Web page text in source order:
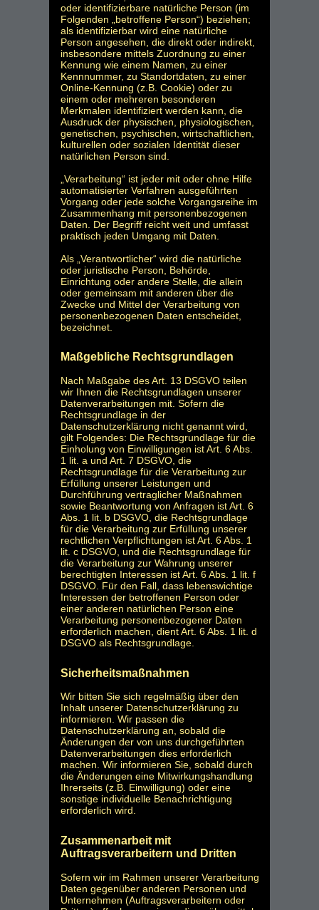
oder identifizierbare natürliche Person (im
Folgenden „betroffene Person“) beziehen;
als identifizierbar wird eine natürliche
Person angesehen, die direkt oder indirekt,
insbesondere mittels Zuordnung zu einer
Kennung wie einem Namen, zu einer
Kennnummer, zu Standortdaten, zu einer
Online-Kennung (z.B. Cookie) oder zu
einem oder mehreren besonderen
Merkmalen identifiziert werden kann, die
Ausdruck der physischen, physiologischen,
genetischen, psychischen, wirtschaftlichen,
kulturellen oder sozialen Identität dieser
natürlichen Person sind.
„Verarbeitung“ ist jeder mit oder ohne Hilfe
automatisierter Verfahren ausgeführten
Vorgang oder jede solche Vorgangsreihe im
Zusammenhang mit personenbezogenen
Daten. Der Begriff reicht weit und umfasst
praktisch jeden Umgang mit Daten.
Als „Verantwortlicher“ wird die natürliche
oder juristische Person, Behörde,
Einrichtung oder andere Stelle, die allein
oder gemeinsam mit anderen über die
Zwecke und Mittel der Verarbeitung von
personenbezogenen Daten entscheidet,
bezeichnet.
Maßgebliche Rechtsgrundlagen
Nach Maßgabe des Art. 13 DSGVO teilen
wir Ihnen die Rechtsgrundlagen unserer
Datenverarbeitungen mit. Sofern die
Rechtsgrundlage in der
Datenschutzerklärung nicht genannt wird,
gilt Folgendes: Die Rechtsgrundlage für die
Einholung von Einwilligungen ist Art. 6 Abs.
1 lit. a und Art. 7 DSGVO, die
Rechtsgrundlage für die Verarbeitung zur
Erfüllung unserer Leistungen und
Durchführung vertraglicher Maßnahmen
sowie Beantwortung von Anfragen ist Art. 6
Abs. 1 lit. b DSGVO, die Rechtsgrundlage
für die Verarbeitung zur Erfüllung unserer
rechtlichen Verpflichtungen ist Art. 6 Abs. 1
lit. c DSGVO, und die Rechtsgrundlage für
die Verarbeitung zur Wahrung unserer
berechtigten Interessen ist Art. 6 Abs. 1 lit. f
DSGVO. Für den Fall, dass lebenswichtige
Interessen der betroffenen Person oder
einer anderen natürlichen Person eine
Verarbeitung personenbezogener Daten
erforderlich machen, dient Art. 6 Abs. 1 lit. d
DSGVO als Rechtsgrundlage.
Sicherheitsmaßnahmen
Wir bitten Sie sich regelmäßig über den
Inhalt unserer Datenschutzerklärung zu
informieren. Wir passen die
Datenschutzerklärung an, sobald die
Änderungen der von uns durchgeführten
Datenverarbeitungen dies erforderlich
machen. Wir informieren Sie, sobald durch
die Änderungen eine Mitwirkungshandlung
Ihrerseits (z.B. Einwilligung) oder eine
sonstige individuelle Benachrichtigung
erforderlich wird.
Zusammenarbeit mit
Auftragsverarbeitern und Dritten
Sofern wir im Rahmen unserer Verarbeitung
Daten gegenüber anderen Personen und
Unternehmen (Auftragsverarbeitern oder